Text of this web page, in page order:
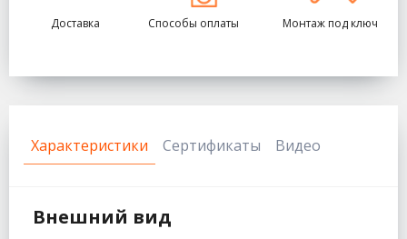
Доставка Способы оплаты Монтаж под ключ
Характеристики Сертификаты Видео
Внешний вид